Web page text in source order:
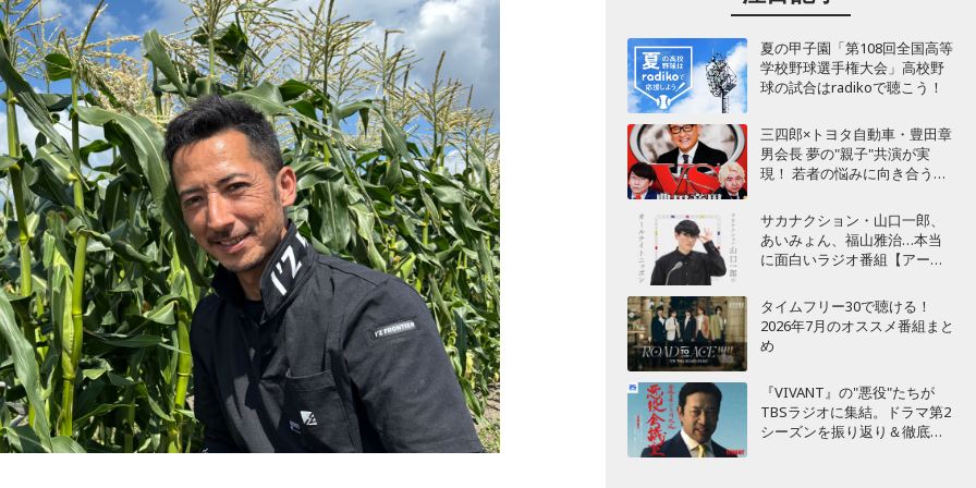
夏の甲子園「第108回全国高等
学校野球選手権大会」高校野
球の試合はradikoで聴こう！
三四郎×トヨタ自動車・豊田章
男会長 夢の"親子"共演が実
現！ 若者の悩みに向き合うポ
サカナクション・山口一郎、
あいみょん、福山雅治…本当
に面白いラジオ番組【アーテ
タイムフリー30で聴ける！
2026年7月のオススメ番組まと
め
『VIVANT』の"悪役"たちが
TBSラジオに集結。ドラマ第2
シーズンを振り返り＆徹底考